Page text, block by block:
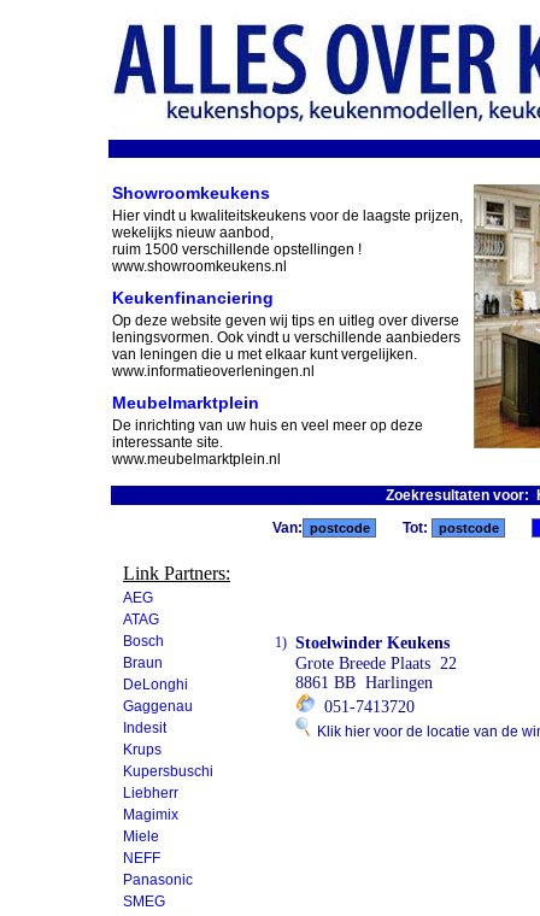
Showroomkeukens
Hier vindt u kwaliteitskeukens voor de laagste prijzen,
wekelijks nieuw aanbod,
ruim 1500 verschillende opstellingen !
www.showroomkeukens.nl
Keukenfinanciering
Op deze website geven wij tips en uitleg over diverse
leningsvormen. Ook vindt u verschillende aanbieders
van leningen die u met elkaar kunt vergelijken.
www.informatieoverleningen.nl
Meubelmarktplein
De inrichting van uw huis en veel meer op deze
interessante site.
www.meubelmarktplein.nl
Zoekresultaten voor:
Link Partners:
AEG
ATAG
Bosch
Braun
DeLonghi
Gaggenau
Indesit
Krups
Kupersbuschi
Liebherr
Magimix
Miele
NEFF
Panasonic
SMEG
Van: Tot:
1) Stoelwinder Keukens
Grote Breede Plaats 22
8861 BB Harlingen
051-7413720
Klik hier voor de locatie van de